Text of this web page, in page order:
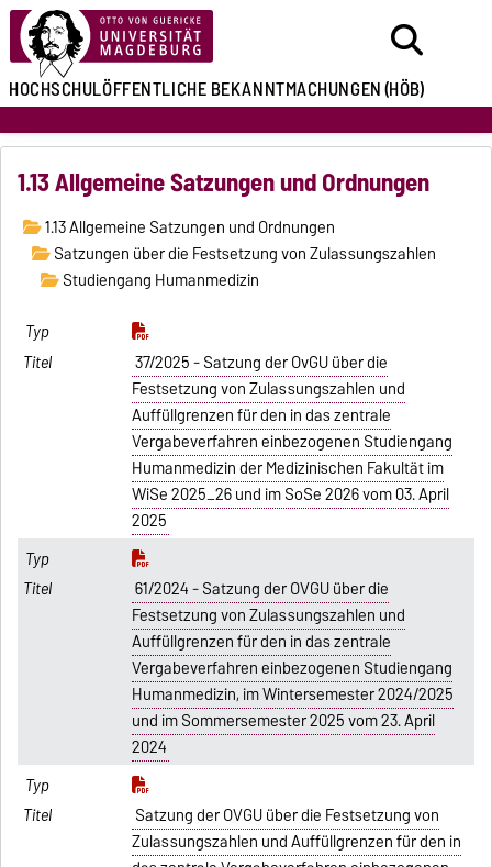
HOCHSCHULÖFFENTLICHEBEKANNTMACHUNGEN(HÖB)
1.13 Allgemeine Satzungen und Ordnungen
1.13 Allgemeine Satzungen und Ordnungen
Satzungen über die Festsetzung von Zulassungszahlen
Studiengang Humanmedizin
37/2025 - Satzung der OvGU über die
Festsetzung von Zulassungszahlen und
Auffüllgrenzen für den in das zentrale
Vergabeverfahren einbezogenen Studiengang
Humanmedizin der Medizinischen Fakultät im
WiSe 2025_26 und im SoSe 2026 vom 03. April
2025
61/2024 - Satzung der OVGU über die
Festsetzung von Zulassungszahlen und
Auffüllgrenzen für den in das zentrale
Vergabeverfahren einbezogenen Studiengang
Humanmedizin, im Wintersemester 2024/2025
und im Sommersemester 2025 vom 23. April
2024
Satzung der OVGU über die Festsetzung von
Zulassungszahlen und Auffüllgrenzen für den in